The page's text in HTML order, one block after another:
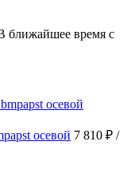
ближайшее время с
осевой 7 810 ₽ /